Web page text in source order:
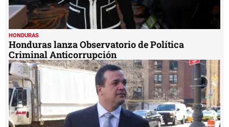
HONDURAS
Honduras lanza Observatorio de Política
Criminal Anticorrupción